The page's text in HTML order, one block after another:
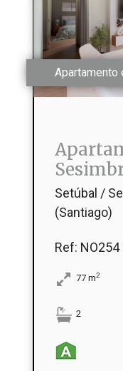
Apartamento
Setúbal /
(Santiago)
Ref: NO254
77m2
2